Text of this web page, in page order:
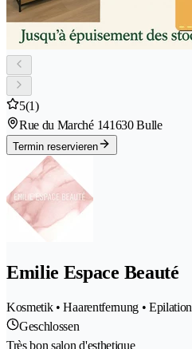
5(1)
Rue du Marché 141630 Bulle
Termin reservieren
Emilie Espace Beauté
Kosmetik • Haarentfernung • Epilation
Geschlossen
Très bon salon d'esthetique